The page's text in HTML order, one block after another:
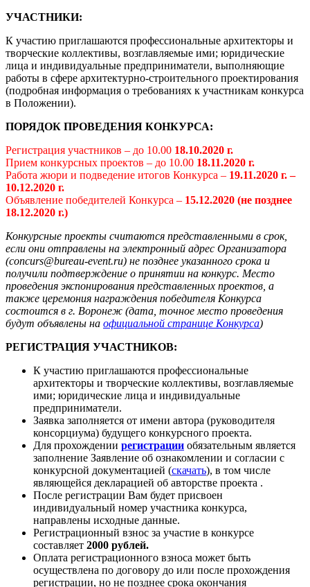
УЧАСТНИКИ:
К участию приглашаются профессиональные архитекторы и
творческие коллективы, возглавляемые ими; юридические
лица и индивидуальные предприниматели, выполняющие
работы в сфере архитектурно-строительного проектирования
(подробная информация о требованиях к участникам конкурса
в Положении).
ПОРЯДОК ПРОВЕДЕНИЯ КОНКУРСА:
Регистрация участников – до 10.00 18.10.2020 г.
Прием конкурсных проектов – до 10.00 18.11.2020 г.
Работа жюри и подведение итогов Конкурса – 19.11.2020 г. –
10.12.2020 г.
Объявление победителей Конкурса – 15.12.2020 (не позднее
18.12.2020 г.)
Конкурсные проекты считаются представленными в срок,
если они отправлены на электронный адрес Организатора
(concurs@bureau-event.ru) не позднее указанного срока и
получили подтверждение о принятии на конкурс. Место
проведения экспонирования представленных проектов, а
также церемония награждения победителя Конкурса
состоится в г. Воронеж (дата, точное место проведения
будут объявлены на официальной странице Конкурса)
РЕГИСТРАЦИЯ УЧАСТНИКОВ:
К участию приглашаются профессиональные
архитекторы и творческие коллективы, возглавляемые
ими; юридические лица и индивидуальные
предприниматели.
Заявка заполняется от имени автора (руководителя
консорциума) будущего конкурсного проекта.
Для прохождении регистрации обязательным является
заполнение Заявление об ознакомлении и согласии с
конкурсной документацией (скачать), в том числе
являющейся декларацией об авторстве проекта .
После регистрации Вам будет присвоен
индивидуальный номер участника конкурса,
направлены исходные данные.
Регистрационный взнос за участие в конкурсе
составляет 2000 рублей.
Оплата регистрационного взноса может быть
осуществлена по договору до или после прохождения
регистрации, но не позднее срока окончания